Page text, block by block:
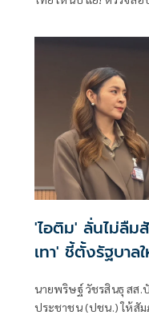
ชอบ
'ไอติม' ลั่นไม่ลืม
เทา' ชี้ตั้งรัฐบาล
นายพริษฐ์ วัชรสินธุ สส
ประชาชน (ปชน.) ให้สั